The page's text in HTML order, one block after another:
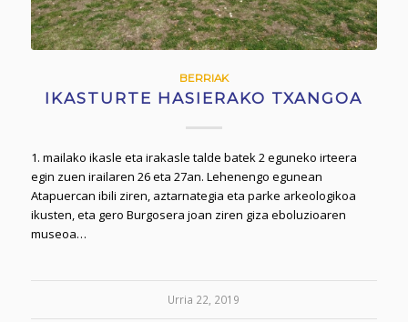
BERRIAK
IKASTURTE HASIERAKO TXANGOA
1. mailako ikasle eta irakasle talde batek 2 eguneko irteera
egin zuen irailaren 26 eta 27an. Lehenengo egunean
Atapuercan ibili ziren, aztarnategia eta parke arkeologikoa
ikusten, eta gero Burgosera joan ziren giza eboluzioaren
museoa…
Urria 22, 2019